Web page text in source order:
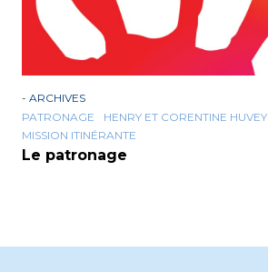
- ARCHIVES
PATRONAGE
HENRY ET CORENTINE HUVEY
MISSION ITINÉRANTE
Le patronage